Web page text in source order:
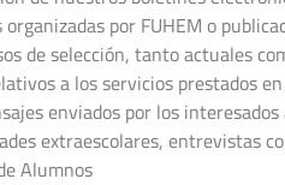
por FUHEM o
de selección, tanto actuales
a los servicios prestados
enviados por los
extraescolares, entrevistas
Alumnos